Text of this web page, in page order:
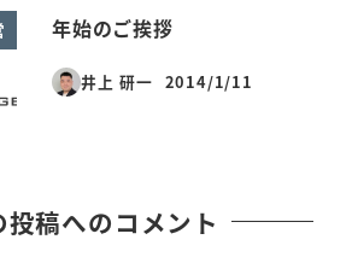
年始のご挨拶
井上 研一
投稿日
2014/1/11
投稿へのコメント